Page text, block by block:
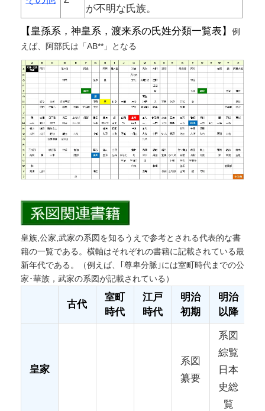
が不明な氏族。
【皇孫系，神皇系，渡来系の氏姓分類一覧表】 例
えば、阿部氏は「AB**」となる
皇族,公家,武家の系図を知るうえで参考とされる代表的な書
籍の一覧である。横軸はそれぞれの書籍に記載されている最
新年代である。（例えば、｢尊卑分脈｣には室町時代までの公
家･華族，武家の系図が記載されている）
古代
室町
時代
江戸
時代
明治
初期
明治
以降
皇家
系図
纂要
系図
綜覧
日本
史総
覧